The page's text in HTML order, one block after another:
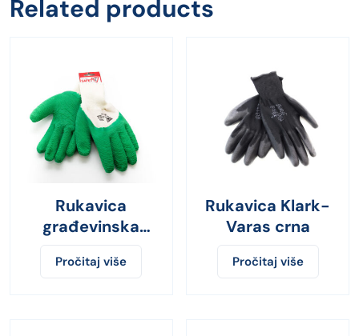
Related products
Rukavica
građevinska
zelena Standard
Pročitaj više
Rukavica Klark-
Varas crna
Pročitaj više